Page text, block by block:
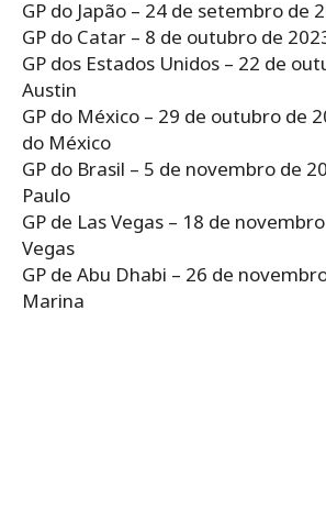
GP do Japão – 24 de setembro de
GP do Catar – 8 de outubro de
GP dos Estados Unidos – 22 de
Austin
GP do México – 29 de outubro de
do México
GP do Brasil – 5 de novembro de
Paulo
GP de Las Vegas – 18 de
Vegas
GP de Abu Dhabi – 26 de
Marina